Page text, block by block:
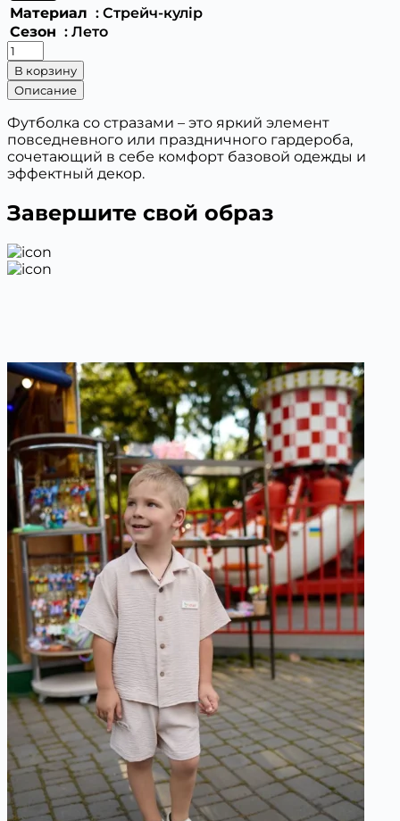
Материал : Стрейч-кулір
Сезон : Лето
Количество
товара
Футболка
со
стразами
"медвежонок"
830
В корзину
Описание
Футболка со стразами – это яркий элемент
повседневного или праздничного гардероба,
сочетающий в себе комфорт базовой одежды и
эффектный декор.
Завершите свой образ